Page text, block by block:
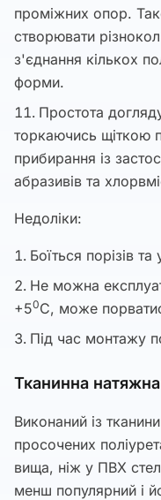
проміжних опор.
створювати
з'єднання кількох
форми.
Простота
торкаючись щіткою
прибирання із
абразивів та
Недоліки:
Боїться порізів
Не можна
+50С, може
Під час монтажу
Тканинна
Виконаний із
просочених
вища, ніж у ПВХ
менш популярний і